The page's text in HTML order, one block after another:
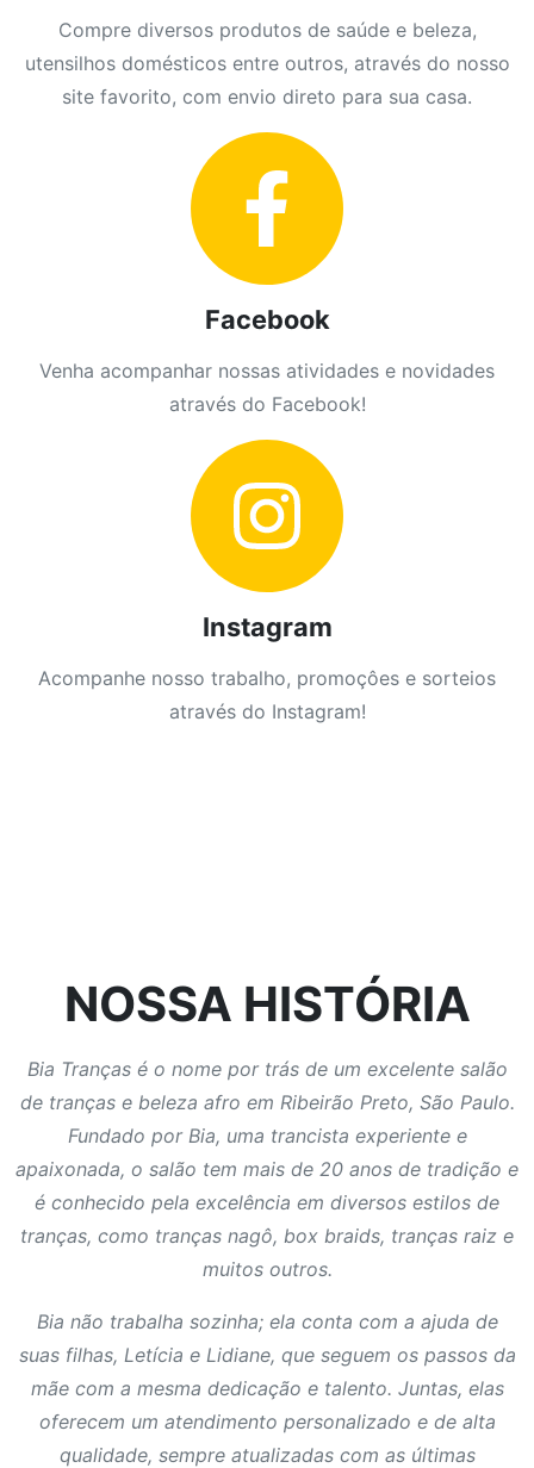
Compre diversos produtos de saúde e beleza,
utensilhos domésticos entre outros, através do nosso
site favorito, com envio direto para sua casa.
Facebook
Venha acompanhar nossas atividades e novidades
através do Facebook!
Instagram
Acompanhe nosso trabalho, promoçôes e sorteios
através do Instagram!
NOSSA HISTÓRIA
Bia Tranças é o nome por trás de um excelente salão
de tranças e beleza afro em Ribeirão Preto, São Paulo.
Fundado por Bia, uma trancista experiente e
apaixonada, o salão tem mais de 20 anos de tradição e
é conhecido pela excelência em diversos estilos de
tranças, como tranças nagô, box braids, tranças raiz e
muitos outros.
Bia não trabalha sozinha; ela conta com a ajuda de
suas filhas, Letícia e Lidiane, que seguem os passos da
mãe com a mesma dedicação e talento. Juntas, elas
oferecem um atendimento personalizado e de alta
qualidade, sempre atualizadas com as últimas